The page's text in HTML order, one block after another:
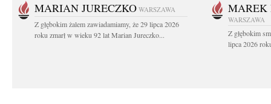
MARIAN JURECZKO WARSZAWA
Z głębokim żalem zawiadamiamy, że 29 lipca 2026
roku zmarł w wieku 92 lat Marian Jureczko...
MAREK
WARSZAWA
Z głębokim
lipca 2026